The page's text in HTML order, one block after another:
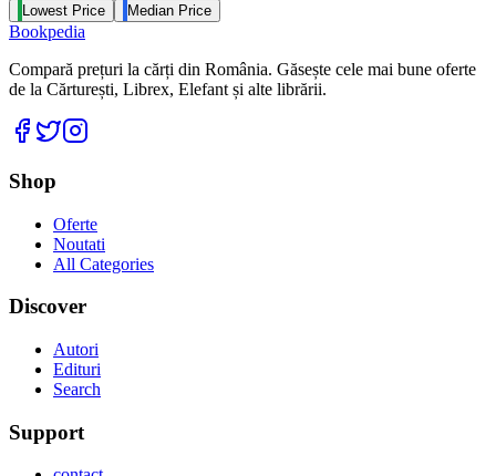
Lowest Price Median Price
Bookpedia
Compară prețuri la cărți din România. Găsește cele mai bune oferte
de la Cărturești, Librex, Elefant și alte librării.
Facebook
Twitter
Shop
Oferte
Noutati
All Categories
Discover
Autori
Edituri
Search
Support